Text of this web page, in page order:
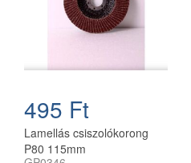
495 Ft
Lamellás csiszolókorong
P80 115mm